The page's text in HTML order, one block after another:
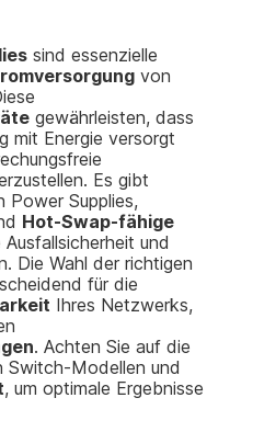
sind essenzielle
von
gewährleisten, dass
mit Energie versorgt
Es gibt
Power Supplies,
Hot-Swap-fähige
und
Die Wahl der richtigen
für die
Ihres Netzwerks,
. Achten Sie auf die
Switch-Modellen und
, um optimale Ergebnisse